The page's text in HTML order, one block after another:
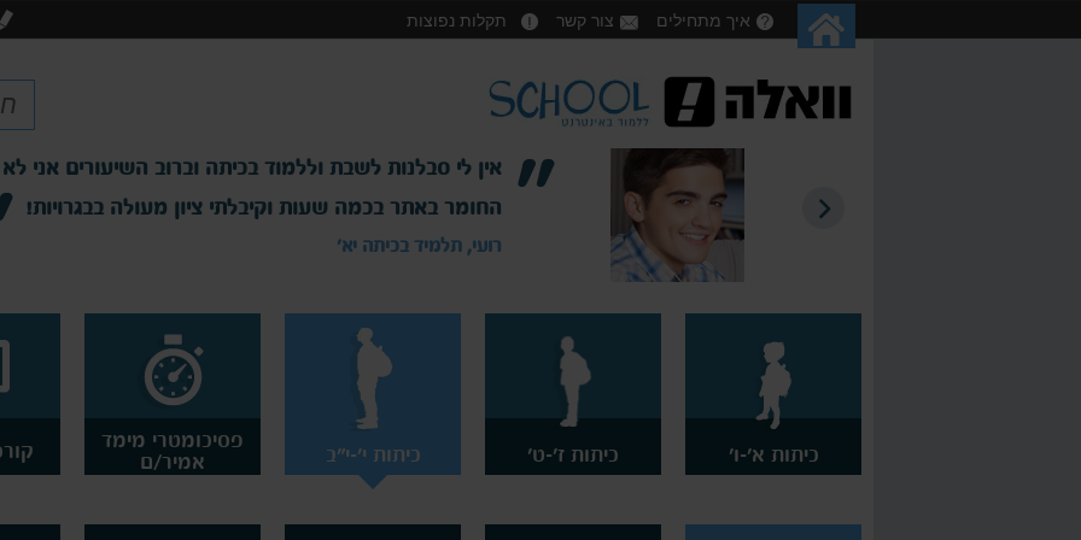
איך מתחילים צור קשר תקלות נפוצות
אין לי סבלנות לשבת וללמוד בכיתה וברוב השיעורים אני
החומר באתר בכמה שעות וקיבלתי ציון מעולה בבגרויות!
רועי, תלמיד בכיתה יא'
כיתות א'-ו' כיתות ז'-ט' כיתות י'-י"ב
פסיכומטרי מימד
אמיר/ם